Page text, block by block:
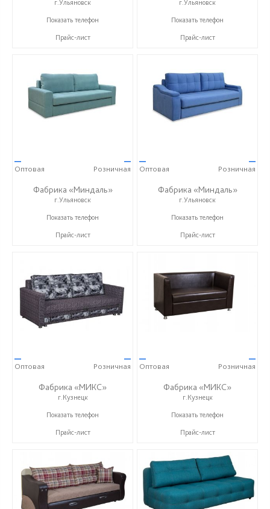
г.Ульяновск
+7 (927) 630-62-82
Показать телефон
Прайс-лист
г.Ульяновск
+7 (927) 630-62-82
Показать телефон
Прайс-лист
—
Оптовая
—
Розничная
Фабрика «Миндаль»
г.Ульяновск
+7 (927) 630-62-82
Показать телефон
Прайс-лист
—
Оптовая
—
Розничная
Фабрика «Миндаль»
г.Ульяновск
+7 (927) 630-62-82
Показать телефон
Прайс-лист
—
Оптовая
—
Розничная
Фабрика «МИКС»
г.Кузнецк
+7 (937) 423-36-37
Показать телефон
Прайс-лист
—
Оптовая
—
Розничная
Фабрика «МИКС»
г.Кузнецк
+7 (937) 423-36-37
Показать телефон
Прайс-лист